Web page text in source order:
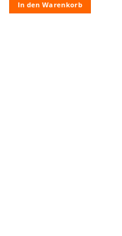
In den Warenkorb